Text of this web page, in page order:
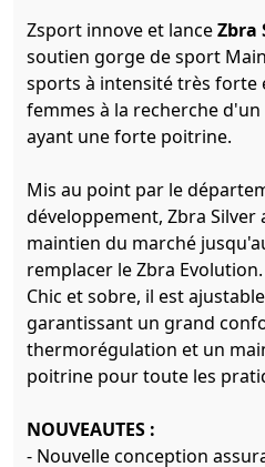
Zsport innove et lanceZbra
soutien gorge de sport
sports à intensité très forte
femmes à la recherche
ayant une forte poitrine.
Mis au point par le
développement, Zbra Silver
maintien du marché
remplacer le Zbra Evolution.
Chic et sobre, il est
garantissant un grand
thermorégulation et un
poitrine pour toute les
NOUVEAUTES :
- Nouvelle conception